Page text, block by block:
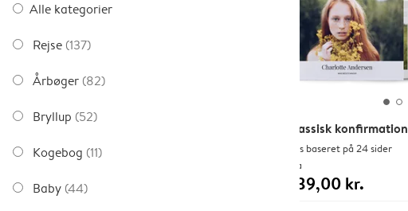
Alle kategorier
Rejse (137)
Årbøger (82)
Bryllup (52)
Kogebog (11)
Baby (44)
Klassisk konfirmation
Pris baseret på 24 sider
Fra
239,00 kr.